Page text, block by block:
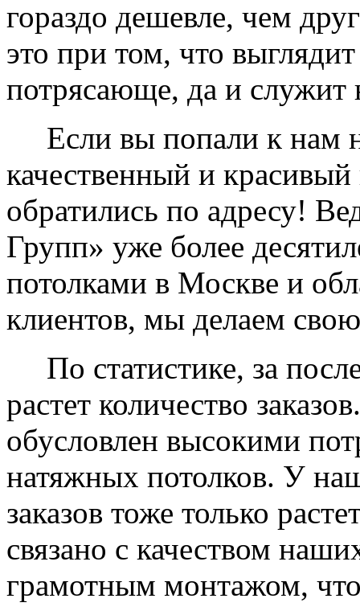
гораздо дешевле, чем
это при том, что
потрясающе, да и служит
Если вы попали к нам
качественный и
обратились по адресу!
Групп» уже более
потолками в Москве и
клиентов, мы делаем
По статистике, за
растет количество
обусловлен высокими
натяжных потолков. У
заказов тоже только
связано с качеством
грамотным монтажом,